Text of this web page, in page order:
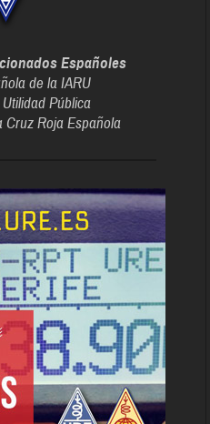
Españoles
de la IARU
Pública
Cruz Roja Española